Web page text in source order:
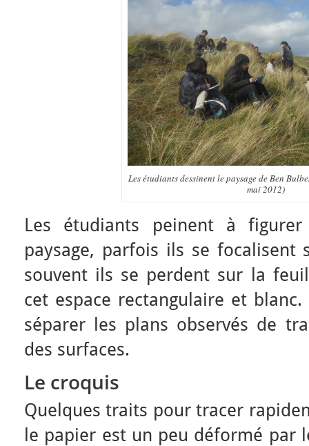
Les étudiants dessinent le paysage de Ben
mai 2012)
Les étudiants peinent à
paysage, parfois ils se focalisent
souvent ils se perdent sur la
cet espace rectangulaire et
séparer les plans observés de
des surfaces.
Le croquis
Quelques traits pour tracer
le papier est un peu déformé par